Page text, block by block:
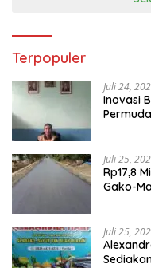
Terpopuler
Juli 24,
Inovasi
Juli 25,
Rp17,8
Gako-
Juli 25,